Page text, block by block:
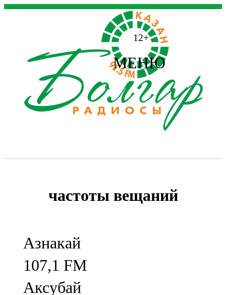
12+
МЕНЮ
частоты вещаний
Азнакай
107,1 FM
Аксубай